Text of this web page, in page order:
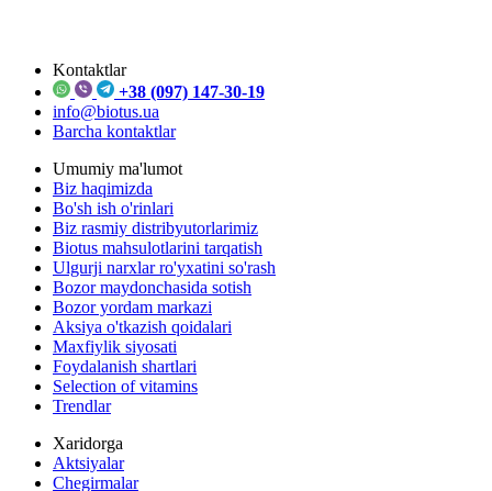
Kontaktlar
+38 (097) 147-30-19
info@biotus.ua
Barcha kontaktlar
Umumiy ma'lumot
Biz haqimizda
Bo'sh ish o'rinlari
Biz rasmiy distribyutorlarimiz
Biotus mahsulotlarini tarqatish
Ulgurji narxlar ro'yxatini so'rash
Bozor maydonchasida sotish
Bozor yordam markazi
Aksiya o'tkazish qoidalari
Maxfiylik siyosati
Foydalanish shartlari
Selection of vitamins
Trendlar
Xaridorga
Aktsiyalar
Chegirmalar